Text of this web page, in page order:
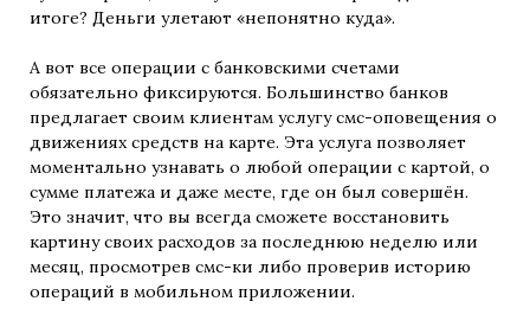
итоге? Деньги улетают «непонятно куда».
А вот все операции с банковскими счетами
обязательно фиксируются. Большинство банков
предлагает своим клиентам услугу смс-оповещения о
движениях средств на карте. Эта услуга позволяет
моментально узнавать о любой операции с картой, о
сумме платежа и даже месте, где он был совершён.
Это значит, что вы всегда сможете восстановить
картину своих расходов за последнюю неделю или
месяц, просмотрев смс-ки либо проверив историю
операций в мобильном приложении.